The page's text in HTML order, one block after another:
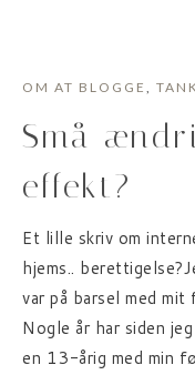
OM AT BLOGGE ,
Små
effekt?
Et lille skriv om
hjems..
var på barsel med
Nogle år har siden
en 13-årig med min